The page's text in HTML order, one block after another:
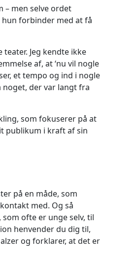
– men selve ordet
forbinder med at få
Jeg kendte ikke
af, at ‘nu vil nogle
et tempo og ind i nogle
noget, der var langt fra
som fokuserer på at
publikum i kraft af sin
på en måde, som
med. Og så
ofte er unge selv, til
henvender du dig til,
og forklarer, at det er